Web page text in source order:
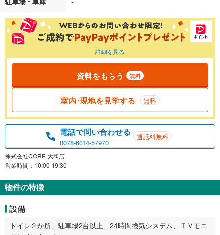
詳細を見る
資料をもらう 無料
室内･現地を見学する 無料
電話で問い合わせる
0078-6014-57970
通話料無料
株式会社CORE 大和店
営業時間：10:00-19:30
物件の特徴
設備
トイレ２か所、駐車場2台以上、24時間換気システム、ＴＶモニ